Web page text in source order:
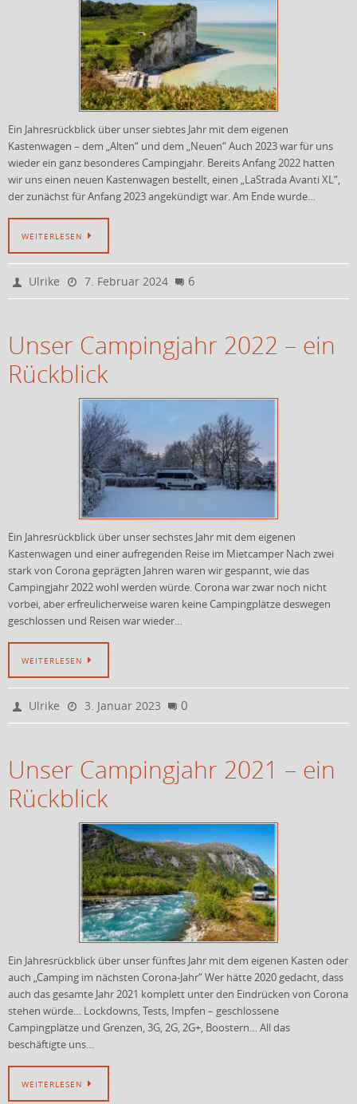
Ein Jahresrückblick über unser siebtes Jahr mit dem eigenen
Kastenwagen – dem „Alten“ und dem „Neuen“ Auch 2023 war für uns
wieder ein ganz besonderes Campingjahr. Bereits Anfang 2022 hatten
wir uns einen neuen Kastenwagen bestellt, einen „LaStrada Avanti XL“,
der zunächst für Anfang 2023 angekündigt war. Am Ende wurde…
WEITERLESEN
Ulrike 7. Februar 2024 6
Unser Campingjahr 2022 – ein
Rückblick
Ein Jahresrückblick über unser sechstes Jahr mit dem eigenen
Kastenwagen und einer aufregenden Reise im Mietcamper Nach zwei
stark von Corona geprägten Jahren waren wir gespannt, wie das
Campingjahr 2022 wohl werden würde. Corona war zwar noch nicht
vorbei, aber erfreulicherweise waren keine Campingplätze deswegen
geschlossen und Reisen war wieder…
WEITERLESEN
Ulrike 3. Januar 2023 0
Unser Campingjahr 2021 – ein
Rückblick
Ein Jahresrückblick über unser fünftes Jahr mit dem eigenen Kasten oder
auch „Camping im nächsten Corona-Jahr“ Wer hätte 2020 gedacht, dass
auch das gesamte Jahr 2021 komplett unter den Eindrücken von Corona
stehen würde… Lockdowns, Tests, Impfen – geschlossene
Campingplätze und Grenzen, 3G, 2G, 2G+, Boostern… All das
beschäftigte uns…
WEITERLESEN